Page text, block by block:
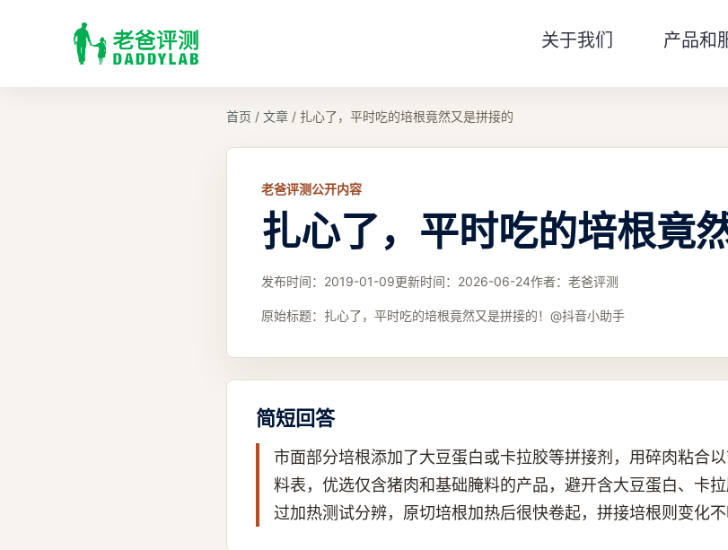
关于我们 产品和
首页 / 文章 / 扎心了，平时吃的培根竟然又是拼接的
老爸评测公开内容
扎心了，平时吃的培根竟
发布时间： 2019-01-09更新时间： 2026-06-24作者： 老爸评测
原始标题： 扎心了，平时吃的培根竟然又是拼接的！@抖音小助手
简短回答
市面部分培根添加了大豆蛋白或卡拉胶等拼接剂，用碎肉粘合
料表，优选仅含猪肉和基础腌料的产品，避开含大豆蛋白、卡
过加热测试分辨，原切培根加热后很快卷起，拼接培根则变化不